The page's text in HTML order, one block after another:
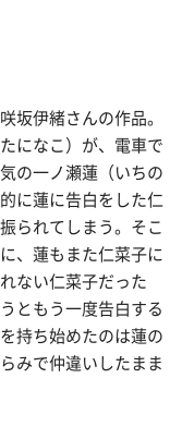
坂伊緒さんの作品。
になこ）が、電車で
の一ノ瀬蓮（いちの
に蓮に告白をした仁
られてしまう。そこ
、蓮もまた仁菜子に
ない仁菜子だった
ともう一度告白する
持ち始めたのは蓮の
みで仲違いしたまま